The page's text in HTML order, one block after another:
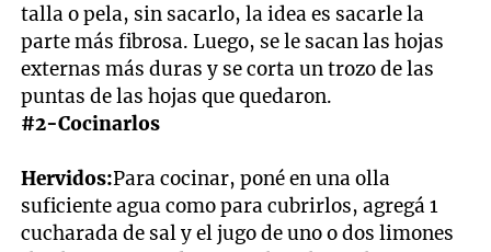
talla o pela, sin sacarlo, la idea es sacarle la
parte más fibrosa. Luego, se le sacan las hojas
externas más duras y se corta un trozo de las
puntas de las hojas que quedaron.
#2-Cocinarlos
Hervidos:Para cocinar, poné en una olla
suficiente agua como para cubrirlos, agregá 1
cucharada de sal y el jugo de uno o dos limones